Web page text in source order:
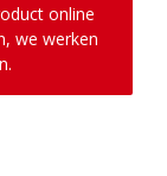
online
we werken